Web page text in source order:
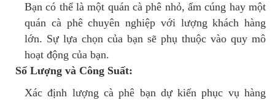
Bạn có thể là một quán cà phê nhỏ, ấm cúng hay một
quán cà phê chuyên nghiệp với lượng khách hàng
lớn. Sự lựa chọn của bạn sẽ phụ thuộc vào quy mô
hoạt động của bạn.
Số Lượng và Công Suất:
Xác định lượng cà phê bạn dự kiến phục vụ hàng